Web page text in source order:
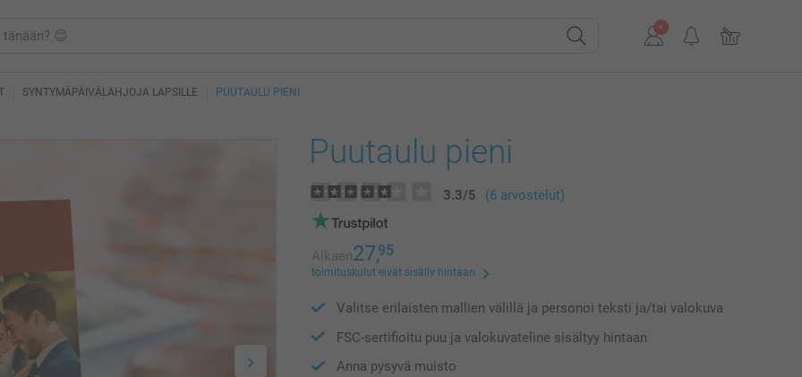
SYNTYMÄPÄIVÄLAHJOJA LAPSILLE PUUTAULU PIENI
Puutaulu pieni
3.3/5 (6 arvostelut)
Alkaen27,95
toimituskulut eivät sisälly hintaan
Valitse erilaisten mallien välillä ja personoi teksti ja/tai valokuva
FSC-sertifioitu puu ja valokuvateline sisältyy hintaan
Anna pysyvä muisto